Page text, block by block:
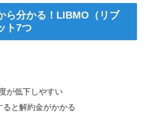
ら分かる！LIBMO（リブ
ト7つ
が低下しやすい
ると解約金がかかる